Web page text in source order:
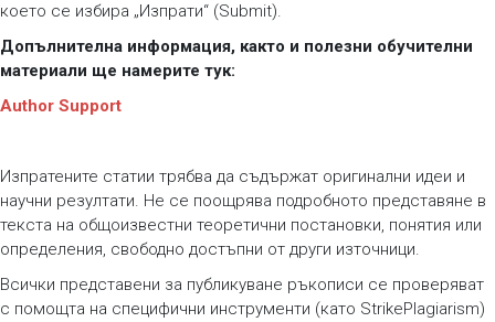
което се избира „Изпрати“ (Submit).
Допълнителна информация, както и полезни обучителни
материали ще намерите тук:
Author Support
Изпратените статии трябва да съдържат оригинални идеи и
научни резултати. Не се поощрява подробното представяне в
текста на общоизвестни теоретични постановки, понятия или
определения, свободно достъпни от други източници.
Всички представени за публикуване ръкописи се проверяват
с помощта на специфични инструменти (като StrikePlagiarism)